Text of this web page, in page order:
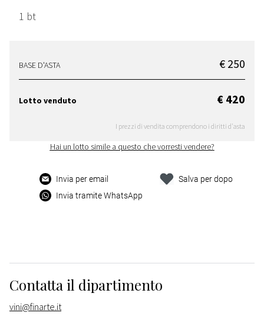
1 bt
BASE D'ASTA € 250
Lotto venduto € 420
I prezzi di vendita comprendono i diritti d'asta
Hai un lotto simile a questo che vorresti vendere?
Invia per email
Invia tramite WhatsApp
Salva per dopo
Contatta il dipartimento
vini@finarte.it